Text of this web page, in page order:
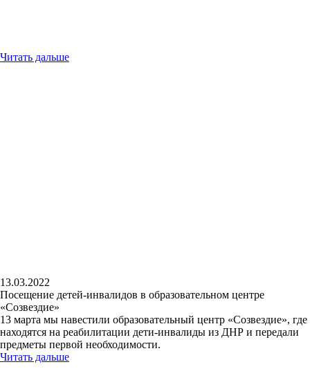
Читать дальше
13.03.2022
Посещение детей-инвалидов в образовательном центре
«Созвездие»
13 марта мы навестили образовательный центр «Созвездие», где
находятся на реабилитации дети-инвалиды из ДНР и передали
предметы первой необходимости.
Читать дальше